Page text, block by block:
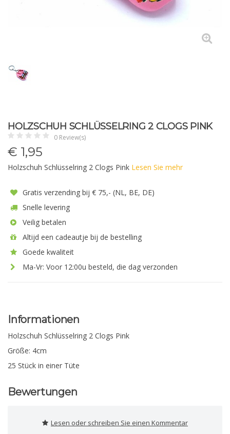
HOLZSCHUH SCHLÜSSELRING 2 CLOGS PINK
0 Review(s)
€ 1,95
Holzschuh Schlüsselring 2 Clogs Pink Lesen Sie mehr
Gratis verzending bij € 75,- (NL, BE, DE)
Snelle levering
Veilig betalen
Altijd een cadeautje bij de bestelling
Goede kwaliteit
Ma-Vr: Voor 12:00u besteld, die dag verzonden
Informationen
Holzschuh Schlüsselring 2 Clogs Pink
Größe: 4cm
25 Stück in einer Tüte
Bewertungen
Lesen oder schreiben Sie einen Kommentar